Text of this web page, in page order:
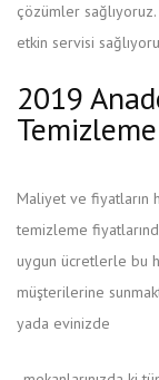
çözümler
etkin servisi
2019
Maliyet ve fiyatların
temizleme
uygun ücretlerle bu
müşterilerine
yada evinizde